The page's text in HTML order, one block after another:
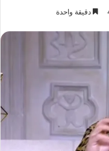
دقيقة واحدة